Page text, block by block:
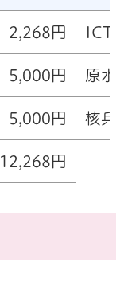
2,268円 ICT
5,000円 原水
5,000円 核兵
12,268円